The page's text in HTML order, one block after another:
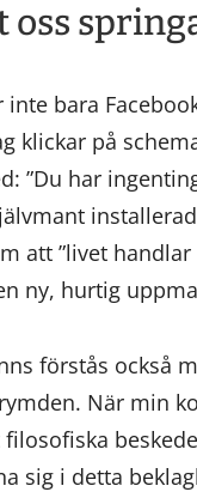
oss
inte bara
klickar på
”Du har
att ”livet
ny, hurtig
förstås också
När min
filosofiska
sig i detta